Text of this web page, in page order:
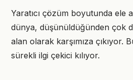
Yaratıcı çözüm boyutunda ele
dünya, düşünüldüğünden çok
alan olarak karşımıza çıkıyor.
sürekli ilgi çekici kılıyor.